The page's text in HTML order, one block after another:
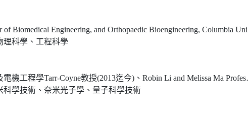
Biomedical Engineering, and Orthopaedic Bioengineering, Columbia University
理科學、工程科學
學Tarr-Coyne教授(2013迄今)、Robin Li and Melissa Ma Professor of Arts and Sciences (2013)
科學技術、奈米光子學、量子科學技術